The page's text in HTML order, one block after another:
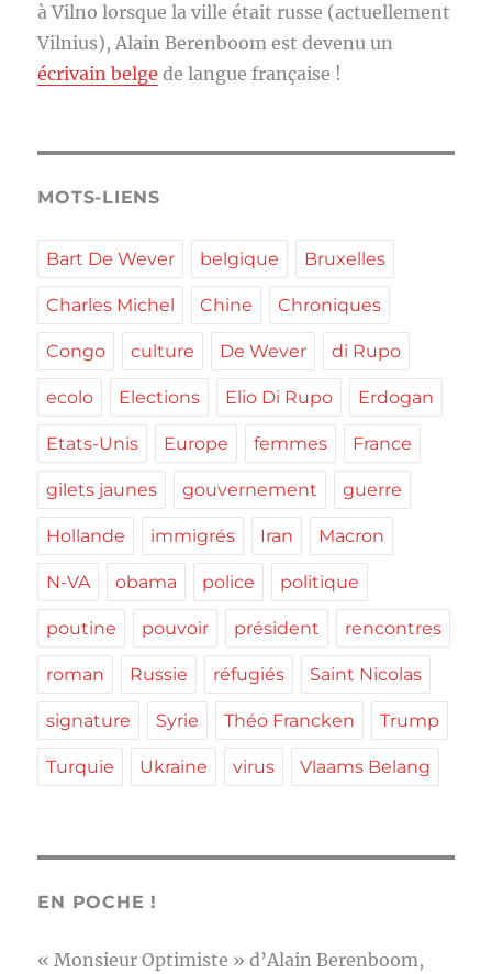
à Vilno lorsque la ville était russe (actuellement
Vilnius), Alain Berenboom est devenu un
écrivain belge de langue française !
MOTS-LIENS
Bart De Wever belgique Bruxelles
Charles Michel Chine Chroniques
Congo culture De Wever di Rupo
ecolo Elections Elio Di Rupo Erdogan
Etats-Unis Europe femmes France
gilets jaunes gouvernement guerre
Hollande immigrés Iran Macron
N-VA obama police politique
poutine pouvoir président rencontres
roman Russie réfugiés Saint Nicolas
signature Syrie Théo Francken Trump
Turquie Ukraine virus Vlaams Belang
EN POCHE !
« Monsieur Optimiste » d’Alain Berenboom,